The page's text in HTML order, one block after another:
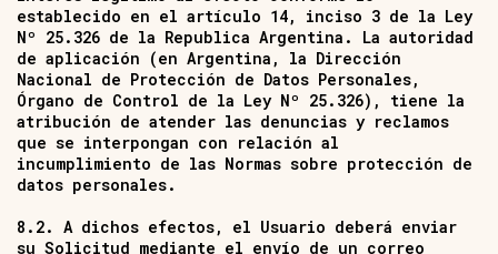
establecido en el artículo 14, inciso 3 de la Ley
Nº 25.326 de la Republica Argentina. La autoridad
de aplicación (en Argentina, la Dirección
Nacional de Protección de Datos Personales,
Órgano de Control de la Ley Nº 25.326), tiene la
atribución de atender las denuncias y reclamos
que se interpongan con relación al
incumplimiento de las Normas sobre protección de
datos personales.
8.2. A dichos efectos, el Usuario deberá enviar
su Solicitud mediante el envío de un correo